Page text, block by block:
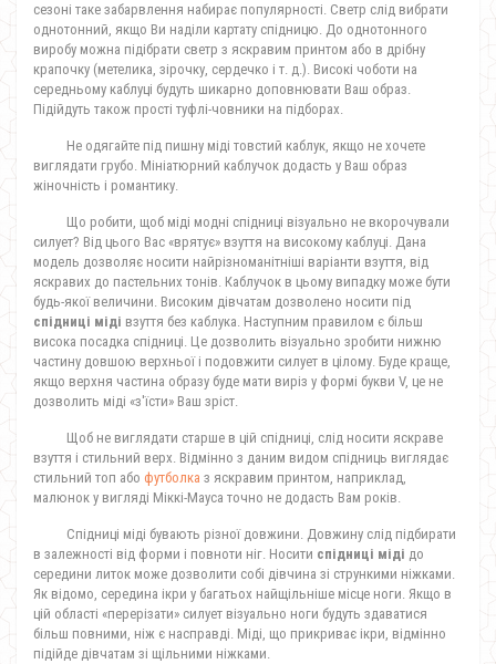
сезоні таке забарвлення набирає популярності. Светр слід вибрати
однотонний, якщо Ви наділи картату спідницю. До однотонного
виробу можна підібрати светр з яскравим принтом або в дрібну
крапочку (метелика, зірочку, сердечко і т. д.). Високі чоботи на
середньому каблуці будуть шикарно доповнювати Ваш образ.
Підійдуть також прості туфлі-човники на підборах.
Не одягайте під пишну міді товстий каблук, якщо не хочете
виглядати грубо. Мініатюрний каблучок додасть у Ваш образ
жіночність і романтику.
Що робити, щоб міді модні спідниці візуально не вкорочували
силует? Від цього Вас «врятує» взуття на високому каблуці. Дана
модель дозволяє носити найрізноманітніші варіанти взуття, від
яскравих до пастельних тонів. Каблучок в цьому випадку може бути
будь-якої величини. Високим дівчатам дозволено носити під
спідниці міді взуття без каблука. Наступним правилом є більш
висока посадка спідниці. Це дозволить візуально зробити нижню
частину довшою верхньої і подовжити силует в цілому. Буде краще,
якщо верхня частина образу буде мати виріз у формі букви V, це не
дозволить міді «з'їсти» Ваш зріст.
Щоб не виглядати старше в цій спідниці, слід носити яскраве
взуття і стильний верх. Відмінно з даним видом спідниць виглядає
стильний топ або футболка з яскравим принтом, наприклад,
малюнок у вигляді Міккі-Мауса точно не додасть Вам років.
Спідниці міді бувають різної довжини. Довжину слід підбирати
в залежності від форми і повноти ніг. Носити спідниці міді до
середини литок може дозволити собі дівчина зі стрункими ніжками.
Як відомо, середина ікри у багатьох найщільніше місце ноги. Якщо в
цій області «перерізати» силует візуально ноги будуть здаватися
більш повними, ніж є насправді. Міді, що прикриває ікри, відмінно
підійде дівчатам зі щільними ніжками.